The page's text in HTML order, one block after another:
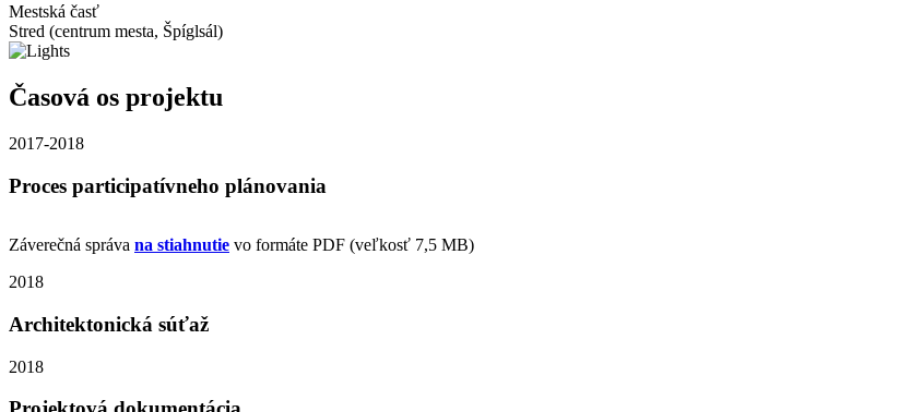
Mestská časť
Stred (centrum mesta, Špíglsál)
Časová os projektu
2017-2018
Proces participatívneho plánovania
Záverečná správa na stiahnutie vo formáte PDF (veľkosť 7,5 MB)
2018
Architektonická súťaž
2018